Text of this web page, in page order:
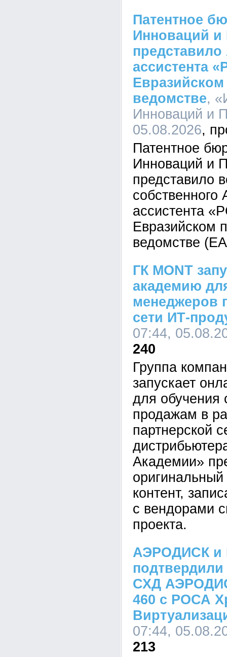
Патентное
Инноваций и
представило
ассистента
Евразийском
ведомстве,
Инноваций и
05.08.2026
Патентное
Инноваций и
представило
собственного
ассистента
Евразийском
ведомстве
ГК MONT
академию
менеджеров
сети ИТ-
07:44,
240
Группа
запускает
для обучения
продажам в
партнерской
Академии»
контент,
с вендорами
проекта.
АЭРОДИСК и
СХД
460 с РОСА
07:44,
213